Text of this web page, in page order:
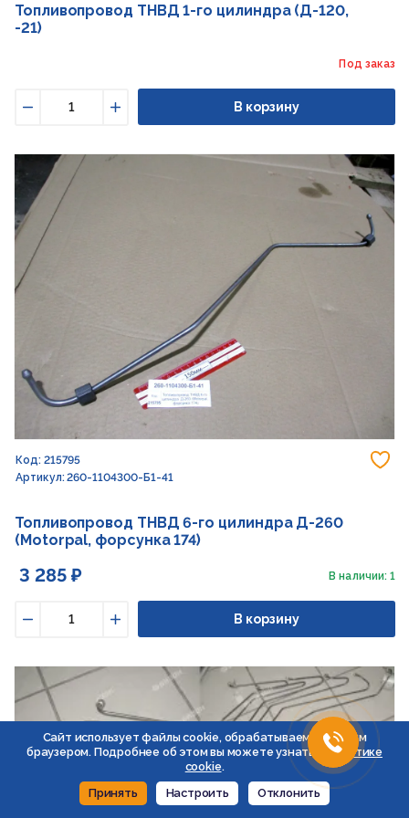
Топливопровод ТНВД 1-го цилиндра (Д-120,
-21)
Под заказ
Увеличить
В корзину
Код: 215795
Артикул: 260-1104300-Б1-41
Топливопровод ТНВД 6-го цилиндра Д-260
(Motorpal, форсунка 174)
3 285 ₽ В наличии: 1
Увеличить
В корзину
Код: 131933
Сайт использует файлы cookie, обрабатываемые вашим
браузером. Подробнее об этом вы можете узнать в Политике
cookie.
Принять
Настроить Отклонить